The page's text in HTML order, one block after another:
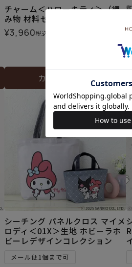
チャーム＜ハローキティ＞（編
み物 材料セット）
¥3,960税込
カートに入れる
¥
シーチング パネルクロス マイメ
ロディ＜01X＞生地 ホビーラホ
ビーレデザインコレクション
メール便1個まで可